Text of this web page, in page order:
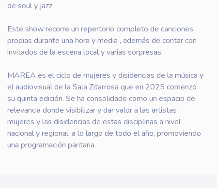
de soul y jazz.
Este show recorre un repertorio completo de canciones
propias durante una hora y media , además de contar con
invitados de la escena local y varias sorpresas.
MAREA es el ciclo de mujeres y disidencias de la música y
el audiovisual de la Sala Zitarrosa que en 2025 comenzó
su quinta edición. Se ha consolidado como un espacio de
relevancia donde visibilizar y dar valor a las artistas
mujeres y las disidencias de estas disciplinas a nivel
nacional y regional, a lo largo de todo el año, promoviendo
una programación paritaria.